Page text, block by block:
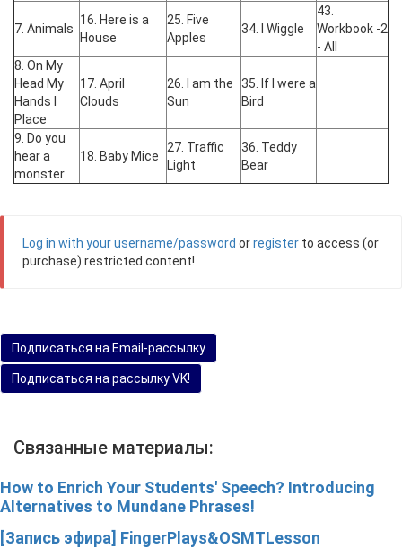
7. Animals
16. Here is a
House
25. Five
Apples
34. I Wiggle
43.
Workbook -2
- All
8. On My
Head My
Hands I
Place
17. April
Clouds
26. I am the
Sun
35. If I were a
Bird
9. Do you
hear a
monster
18. Baby Mice
27. Traffic
Light
36. Teddy
Bear
Log in with your username/password orregister to access (or
purchase) restricted content!
Подписаться на Email-рассылку
Подписаться на рассылку VK!
Связанные материалы:
How to Enrich Your Students' Speech? Introducing
Alternatives to Mundane Phrases!
[Запись эфира] FingerPlays&OSMTLesson